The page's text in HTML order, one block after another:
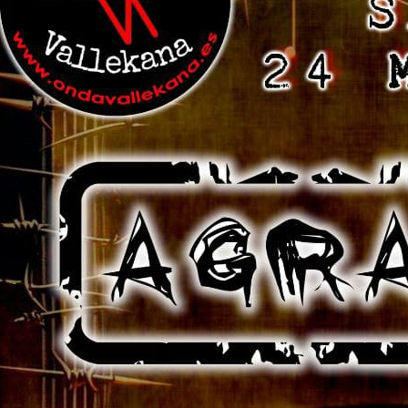
idols . Todo por la buena causa de
ondavallekana , no falteis a la cita